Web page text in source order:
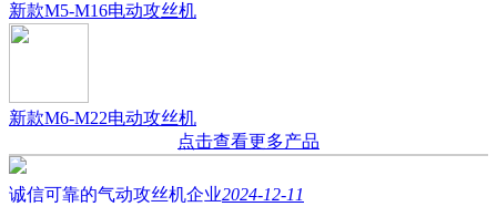
新款M5-M16电动攻丝机
新款M6-M22电动攻丝机
点击查看更多产品
诚信可靠的气动攻丝机企业2024-12-11